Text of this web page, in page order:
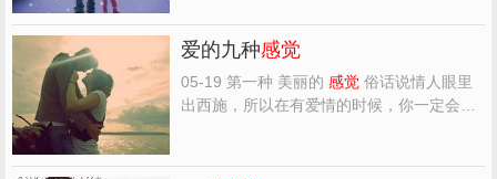
感觉，就是真正的爱情产生了！ 一、爱上一
个人的感觉是生理...
爱的九种感觉
05-19 第一种 美丽的 感觉俗话说情人眼里
出西施，所以在有爱情的时候，你一定会觉